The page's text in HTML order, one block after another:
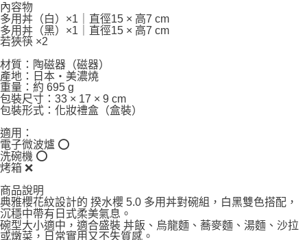
內容物
多用丼（白）×1｜直徑15 × 高7 cm
多用丼（黑）×1｜直徑15 × 高7 cm
若狹筷 ×2
材質：陶磁器（磁器）
產地：日本・美濃燒
重量：約 695 g
包裝尺寸：33 × 17 × 9 cm
包裝形式：化妝禮盒（盒裝）
適用：
電子微波爐 ⭕
洗碗機 ⭕
烤箱 ❌
商品說明
典雅櫻花紋設計的 揆水櫻 5.0 多用丼對碗組，白黑雙色搭配，
沉穩中帶有日式柔美氣息。
碗型大小適中，適合盛裝 丼飯、烏龍麵、蕎麥麵、湯麵、沙拉
或燉菜，日常實用又不失質感。